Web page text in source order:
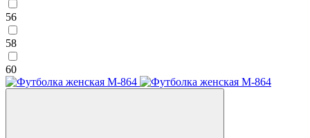
56
58
60